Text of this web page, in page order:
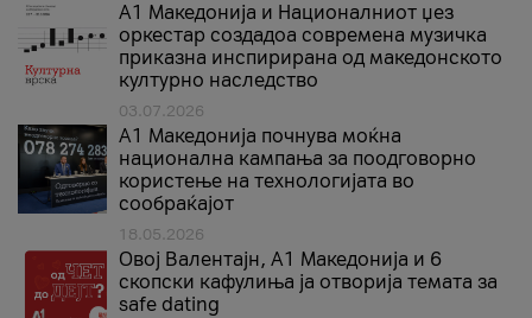
А1 Македонија и Националниот џез
оркестар создадоа современа музичка
приказна инспирирана од македонското
културно наследство
03.07.2026
A1 Македонија почнува моќна
национална кампања за поодговорно
користење на технологијата во
сообраќајот
18.05.2026
Овој Валентајн, A1 Македонија и 6
скопски кафулиња ја отворија темата за
safe dating